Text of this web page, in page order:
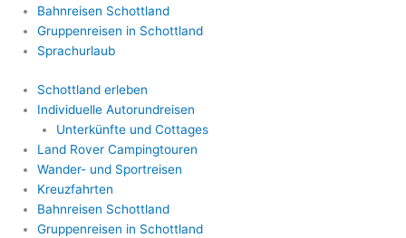
Bahnreisen Schottland
Gruppenreisen in Schottland
Sprachurlaub
Schottland erleben
Individuelle Autorundreisen
Unterkünfte und Cottages
Land Rover Campingtouren
Wander- und Sportreisen
Kreuzfahrten
Bahnreisen Schottland
Gruppenreisen in Schottland